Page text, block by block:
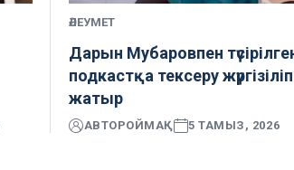
ӘЛЕУМЕТ
Дарын Мубаровпен
подкастқа тексеру жүргізіліп
жатыр
АВТОРОЙМАҚ 5 ТАМЫЗ, 2026